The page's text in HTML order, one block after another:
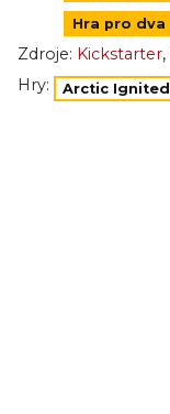
Hra pro dva
Zdroje: Kickstarter,
Hry:
Arctic Ignited